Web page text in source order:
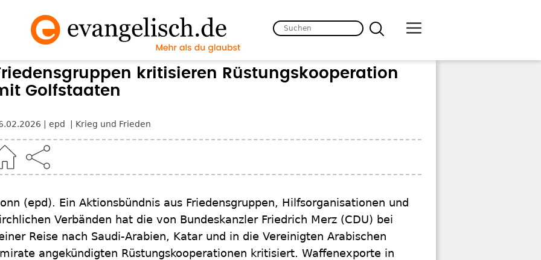
kritisieren Rüstungskooperation
Golfstaaten
epd Krieg und Frieden
(epd). Ein Aktionsbündnis aus Friedensgruppen, Hilfsorganisationen und
Verbänden hat die von Bundeskanzler Friedrich Merz (CDU) bei
Reise nach Saudi-Arabien, Katar und in die Vereinigten Arabischen
angekündigten Rüstungskooperationen kritisiert. Waffenexporte in